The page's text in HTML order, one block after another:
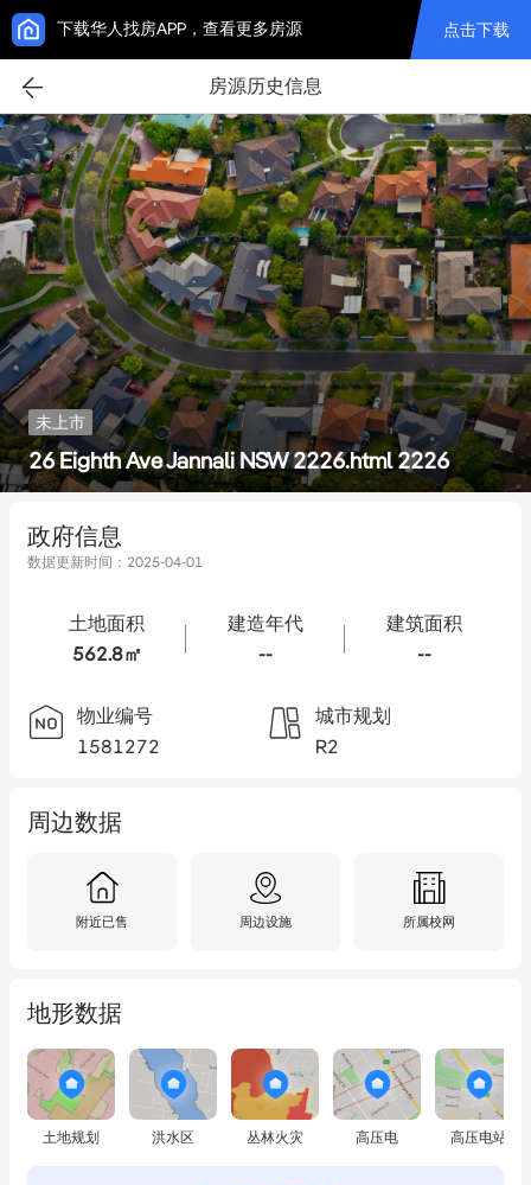
下载华人找房APP，查看更多房源 点击下载
房源历史信息
未上市
26 Eighth Ave Jannali NSW 2226.html 2226
政府信息
数据更新时间： 2025-04-01
土地面积
562.8㎡
建造年代
--
建筑面积
--
物业编号
1581272
城市规划
R2
周边数据
附近已售 周边设施 所属校网
地形数据
土地规划 洪水区 丛林火灾 高压电 高压电站